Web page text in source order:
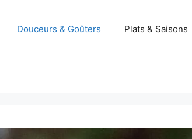
Douceurs & Goûters Plats & Saisons